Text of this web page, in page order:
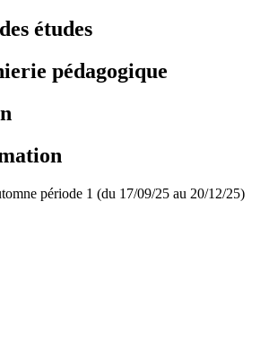
études
pédagogique
période 1 (du 17/09/25 au 20/12/25)